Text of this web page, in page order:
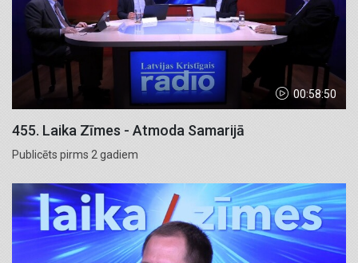
00:58:50
455. Laika Zīmes - Atmoda Samarijā
Publicēts pirms 2 gadiem